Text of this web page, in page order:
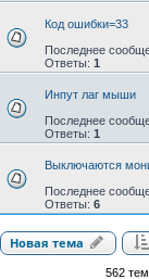
Код ошибки=33
Последнее
Ответы: 1
Инпут лаг мыши
Последнее
Ответы: 1
Выключаются
Последнее
Ответы: 6
Новая тема
562